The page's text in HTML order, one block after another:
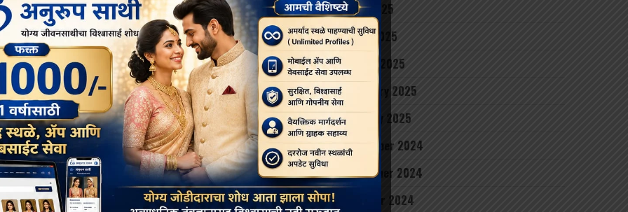
May 2025
April 2025
March 2025
February 2025
January 2025
December 2024
November 2024
October 2024